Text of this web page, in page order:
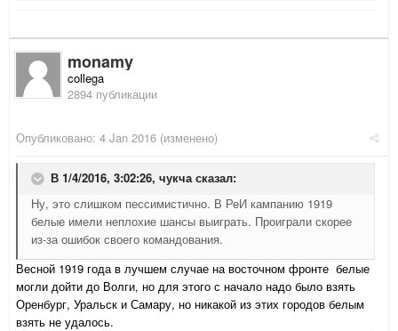
monamy
collega
2894 публикации
Опубликовано: 4 Jan 2016 (изменено)
В 1/4/2016, 3:02:26, чукчасказал:
Ну, это слишком пессимистично. В РеИ кампанию 1919
белые имели неплохие шансы выиграть. Проиграли скорее
из-за ошибок своего командования.
Весной 1919 года в лучшем случае на восточном фронте белые
могли дойти до Волги, но для этого с начало надо было взять
Оренбург, Уральск и Самару, но никакой из этих городов белым
взять не удалось.